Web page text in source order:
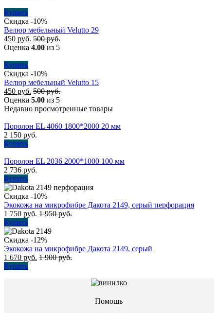
Купить
Скидка -10%
Велюр мебельный Velutto 29
450 руб. 500руб.
Оценка 4.00 из 5
Купить
Скидка -10%
Велюр мебельный Velutto 15
450 руб. 500руб.
Оценка 5.00 из 5
Недавно просмотренные товары
Поролон EL 4060 1800*2000 20 мм
2 150 руб.
Купить
Поролон EL 2036 2000*1000 100 мм
2 736 руб.
Купить
Скидка -10%
Экокожа на микрофибре Дакота 2149, серый перфорация
1 750 руб. 1 950руб.
Купить
Скидка -12%
Экокожа на микрофибре Дакота 2149, серый
1 670 руб. 1 900руб.
Купить
Помощь